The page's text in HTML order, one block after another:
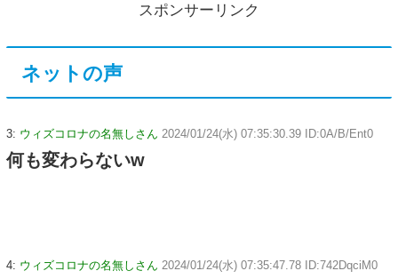
スポンサーリンク
ネットの声
3: ウィズコロナの名無しさん 2024/01/24(水) 07:35:30.39 ID:0A/B/Ent0
何も変わらないw
4: ウィズコロナの名無しさん 2024/01/24(水) 07:35:47.78 ID:742DqciM0